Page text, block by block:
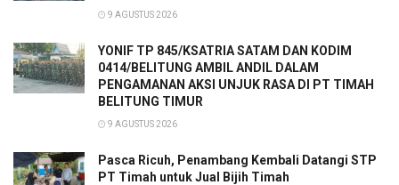
9 AGUSTUS 2026
YONIF TP 845/KSATRIA SATAM DAN KODIM
0414/BELITUNG AMBIL ANDIL DALAM
PENGAMANAN AKSI UNJUK RASA DI PT TIMAH
BELITUNG TIMUR
9 AGUSTUS 2026
Pasca Ricuh, Penambang Kembali Datangi STP
PT Timah untuk Jual Bijih Timah